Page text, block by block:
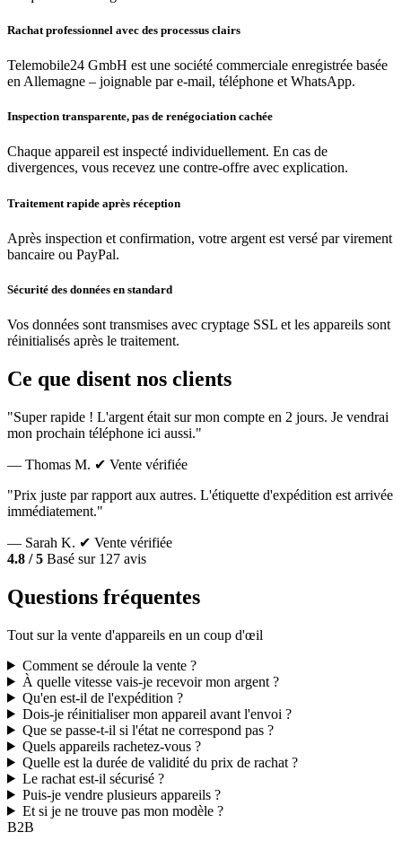
Rachat professionnel avec des processus clairs
Telemobile24 GmbH est une société commerciale enregistrée basée
en Allemagne – joignable par e-mail, téléphone et WhatsApp.
Inspection transparente, pas de renégociation cachée
Chaque appareil est inspecté individuellement. En cas de
divergences, vous recevez une contre-offre avec explication.
Traitement rapide après réception
Après inspection et confirmation, votre argent est versé par virement
bancaire ou PayPal.
Sécurité des données en standard
Vos données sont transmises avec cryptage SSL et les appareils sont
réinitialisés après le traitement.
Ce que disent nos clients
"Super rapide ! L'argent était sur mon compte en 2 jours. Je vendrai
mon prochain téléphone ici aussi."
— Thomas M. ✔ Vente vérifiée
"Prix juste par rapport aux autres. L'étiquette d'expédition est arrivée
immédiatement."
— Sarah K. ✔ Vente vérifiée
4.8 / 5 Basé sur 127 avis
Questions fréquentes
Tout sur la vente d'appareils en un coup d'œil
Comment se déroule la vente ?
À quelle vitesse vais-je recevoir mon argent ?
Qu'en est-il de l'expédition ?
Dois-je réinitialiser mon appareil avant l'envoi ?
Que se passe-t-il si l'état ne correspond pas ?
Quels appareils rachetez-vous ?
Quelle est la durée de validité du prix de rachat ?
Le rachat est-il sécurisé ?
Puis-je vendre plusieurs appareils ?
Et si je ne trouve pas mon modèle ?
B2B